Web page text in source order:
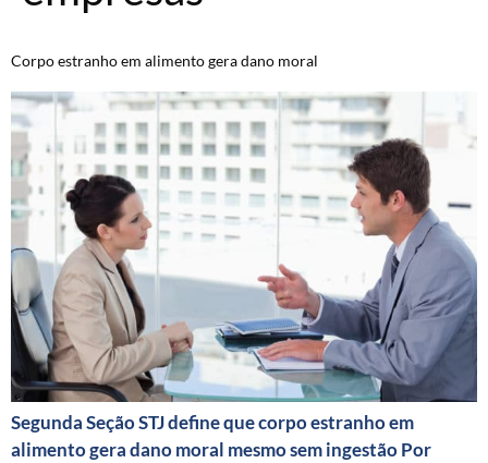
Corpo estranho em alimento gera dano moral
Segunda Seção STJ define que corpo estranho em
alimento gera dano moral mesmo sem ingestão Por